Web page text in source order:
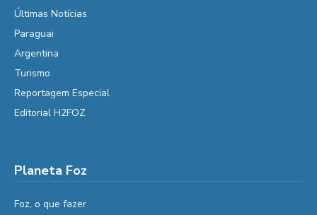
Últimas Notícias
Paraguai
Argentina
Turismo
Reportagem Especial
Editorial H2FOZ
Planeta Foz
Foz, o que fazer